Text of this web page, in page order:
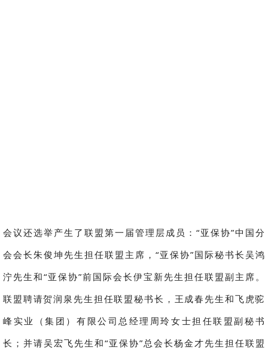
会议还选举产生了联盟第一届管理层成员：“亚保协”中国分
会会长朱俊坤先生担任联盟主席，“亚保协”国际秘书长吴鸿
泞先生和“亚保协”前国际会长伊宝新先生担任联盟副主席。
联盟聘请贺润泉先生担任联盟秘书长，王成春先生和飞虎驼
峰实业（集团）有限公司总经理周玲女士担任联盟副秘书
长；并请吴宏飞先生和“亚保协”总会长杨金才先生担任联盟